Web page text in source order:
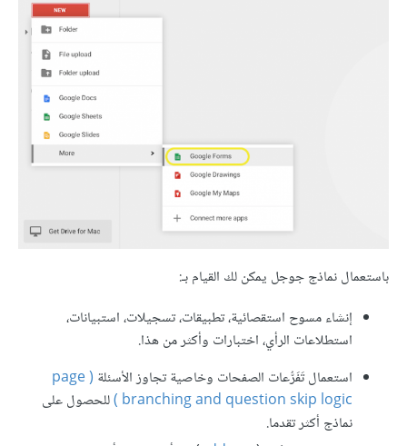
باستعمال نماذج جوجل يمكن لك القيام بـ:
إنشاء مسوح استقصائية، تطبيقات، تسجيلات، استبيانات،
استطلاعات الرأي، اختبارات وأكثر من هذا.
استعمال تَفَرُّعات الصفحات وخاصية تجاوز الأسئلة ( page
branching and question skip logic ) للحصول على
نماذج أكثر تقدما.